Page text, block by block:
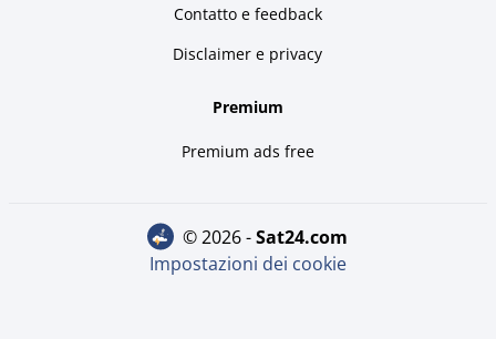
Contatto e feedback
Disclaimer e privacy
Premium
Premium ads free
© 2026 - sat24.com
Impostazioni dei cookie